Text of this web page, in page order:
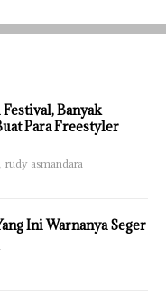
Banyak
Para Freestyler
rudy asmandara
Ini Warnanya Seger